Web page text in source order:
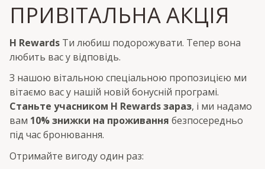
ПРИВІТАЛЬНА АКЦІЯ
H Rewards Ти любиш подорожувати. Тепер вона
любить вас у відповідь.
З нашою вітальною спеціальною пропозицією ми
вітаємо вас у нашій новій бонусній програмі.
Станьте учасником H Rewards зараз, і ми надамо
вам 10% знижки на проживання безпосередньо
під час бронювання.
Отримайте вигоду один раз: